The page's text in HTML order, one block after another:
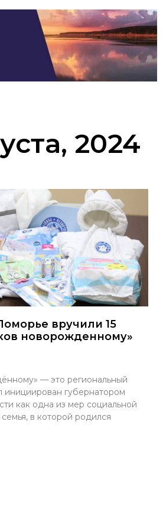
2024
вручили 15
новорожденному»
— это региональный
инициирован губернатором
как одна из мер социальной
в которой родился